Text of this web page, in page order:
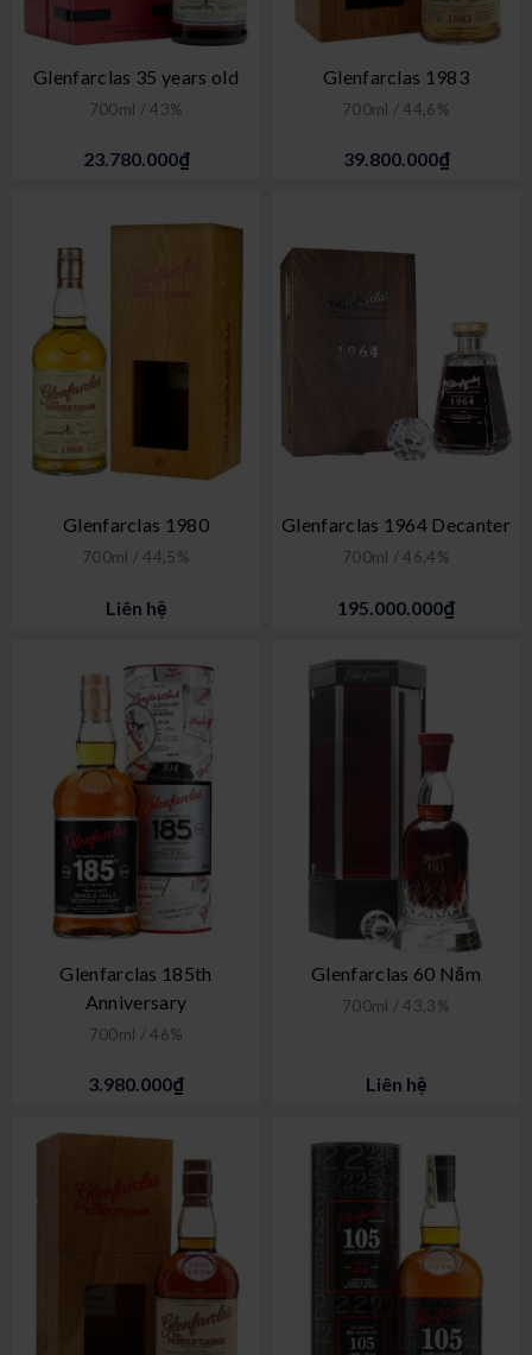
Glenfarclas 35 years old
700ml / 43%
23.780.000₫
Glenfarclas 1983
700ml / 44,6%
39.800.000₫
Glenfarclas 1980
700ml / 44,5%
Liên hệ
Glenfarclas 1964 Decanter
700ml / 46,4%
195.000.000₫
Glenfarclas 185th
Anniversary
700ml / 46%
3.980.000₫
Glenfarclas 60 Năm
700ml / 43,3%
Liên hệ